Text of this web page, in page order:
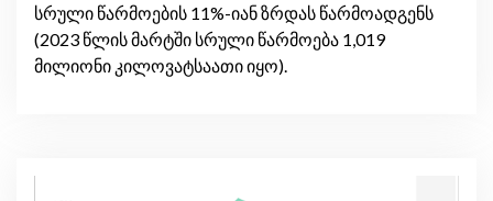
სრული წარმოების 11%-იან ზრდას წარმოადგენს
(2023 წლის მარტში სრული წარმოება 1,019
მილიონი კილოვატსაათი იყო).